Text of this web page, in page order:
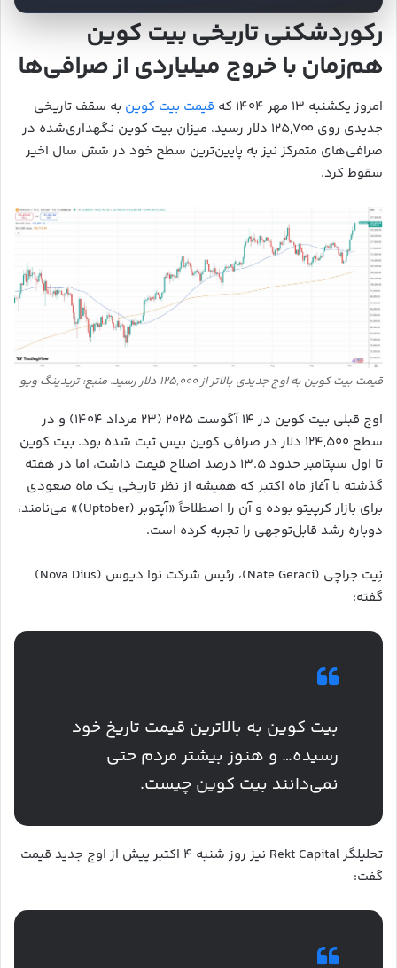
رکوردشکنی تاریخی بیت‌ کوین
هم‌زمان با خروج میلیاردی از صرافی‌ها
امروز یکشنبه ۱۳ مهر ۱۴۰۴ که قیمت بیت‌ کوین به سقف تاریخی
جدیدی روی ۱۲۵,۷۰۰ دلار رسید، میزان بیت‌ کوین نگهداری‌شده در
صرافی‌های متمرکز نیز به پایین‌ترین سطح خود در شش سال اخیر
سقوط کرد.
قیمت بیت‌ کوین به اوج جدیدی بالاتر از ۱۲۵,۰۰۰ دلار رسید. منبع: تریدینگ ویو
اوج قبلی بیت‌ کوین در ۱۴ آگوست ۲۰۲۵ (۲۳ مرداد ۱۴۰۴) و در
سطح ۱۲۴,۵۰۰ دلار در صرافی کوین‌ بیس ثبت شده بود. بیت‌ کوین
تا اول سپتامبر حدود ۱۳.۵ درصد اصلاح قیمت داشت، اما در هفته
گذشته با آغاز ماه اکتبر که همیشه از نظر تاریخی یک ماه صعودی
برای بازار کرپیتو بوده و آن را اصطلاحاً «آپتوبر (Uptober)» می‌نامند،
دوباره رشد قابل‌توجهی را تجربه کرده است.
نِیت جراچی (Nate Geraci)، رئیس شرکت نوا دیوس‌ (Nova Dius)
گفته:
بیت‌ کوین به بالاترین قیمت تاریخ خود
رسیده… و هنوز بیشتر مردم حتی
نمی‌دانند بیت‌ کوین چیست.
تحلیلگر Rekt Capital نیز روز شنبه ۴ اکتبر پیش از اوج جدید قیمت
گفت: